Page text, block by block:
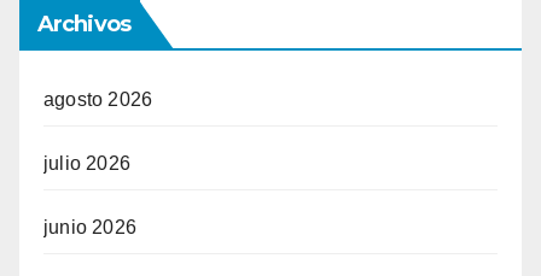
Archivos
agosto 2026
julio 2026
junio 2026